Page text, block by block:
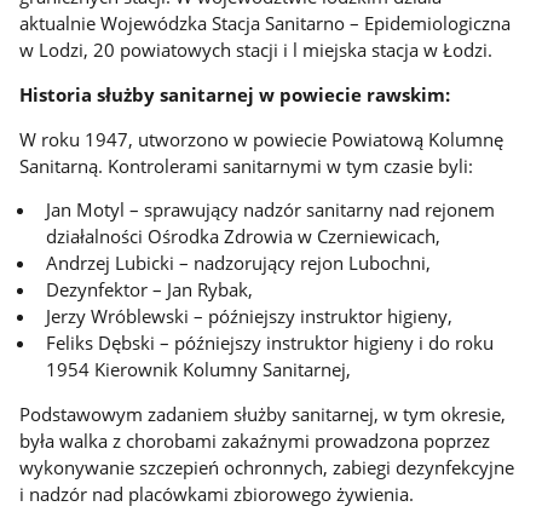
aktualnie Wojewódzka Stacja Sanitarno – Epidemiologiczna
w Lodzi, 20 powiatowych stacji i l miejska stacja w Łodzi.
Historia służby sanitarnej w powiecie rawskim:
W roku 1947, utworzono w powiecie Powiatową Kolumnę
Sanitarną. Kontrolerami sanitarnymi w tym czasie byli:
Jan Motyl – sprawujący nadzór sanitarny nad rejonem
działalności Ośrodka Zdrowia w Czerniewicach,
Andrzej Lubicki – nadzorujący rejon Lubochni,
Dezynfektor – Jan Rybak,
Jerzy Wróblewski – późniejszy instruktor higieny,
Feliks Dębski – późniejszy instruktor higieny i do roku
1954 Kierownik Kolumny Sanitarnej,
Podstawowym zadaniem służby sanitarnej, w tym okresie,
była walka z chorobami zakaźnymi prowadzona poprzez
wykonywanie szczepień ochronnych, zabiegi dezynfekcyjne
i nadzór nad placówkami zbiorowego żywienia.